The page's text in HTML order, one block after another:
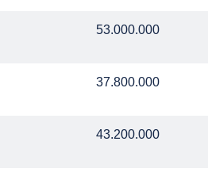
53.000.000
37.800.000
43.200.000